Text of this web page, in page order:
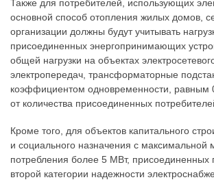
Также для потребителей, использующих
основной способ отопления жилых домов,
организации должны будут учитывать
присоединенных энергопринимающих
общей нагрузки на объектах
электропередач, трансформаторные
коэффициентом одновременности, равным
от количества присоединенных
Кроме того, для объектов капитального
и социального назначения с максимальной
потребления более 5 МВт, присоединенных
второй категории надежности